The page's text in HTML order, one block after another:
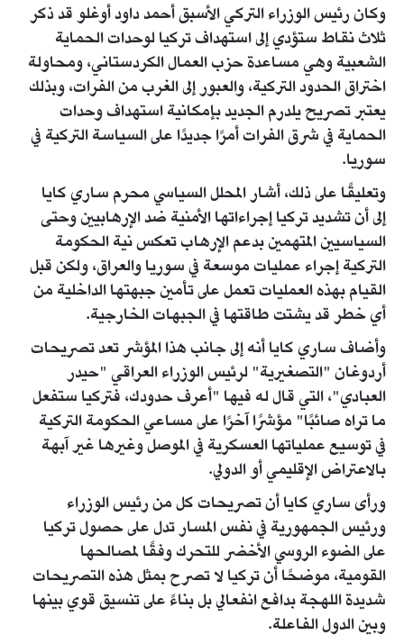
وكان رئيس الوزراء التركي الأسبق أحمد داود أوغلو قد ذكر
ثلاث نقاط ستؤدي إلى استهداف تركيا لوحدات الحماية
الشعبية وهي مساعدة حزب العمال الكردستاني، ومحاولة
اختراق الحدود التركية، والعبور إلى الغرب من الفرات، وبذلك
يعتبر تصريح يلدرم الجديد بإمكانية استهداف وحدات
الحماية في شرق الفرات أمرًا جديدًا على السياسة التركية في
سوريا.
وتعليقًا على ذلك، أشار المحلل السياسي محرم ساري كايا
إلى أن تشديد تركيا إجراءاتها الأمنية ضد الإرهابيين وحتى
السياسيين المتهمين بدعم الإرهاب تعكس نية الحكومة
التركية إجراء عمليات موسعة في سوريا والعراق، ولكن قبل
القيام بهذه العمليات تعمل على تأمين جبهتها الداخلية من
أي خطر قد يشتت طاقتها في الجبهات الخارجية.
وأضاف ساري كايا أنه إلى جانب هذا المؤشر تعد تصريحات
أردوغان "التصغيرية" لرئيس الوزراء العراقي "حيدر
العبادي"، التي قال له فيها "أعرف حدودك، فتركيا ستفعل
ما تراه صائبًا" مؤشرًا آخرًا على مساعي الحكومة التركية
في توسيع عملياتها العسكرية في الموصل وغيرها غير آبهة
بالاعتراض الإقليمي أو الدولي.
ورأى ساري كايا أن تصريحات كل من رئيس الوزراء
ورئيس الجمهورية في نفس المسار تدل على حصول تركيا
على الضوء الروسي الأخضر للتحرك وفقًا لمصالحها
القومية، موضحًا أن تركيا لا تصرح بمثل هذه التصريحات
شديدة اللهجة بدافع انفعالي بل بناءً على تنسيق قوي بينها
وبين الدول الفاعلة.